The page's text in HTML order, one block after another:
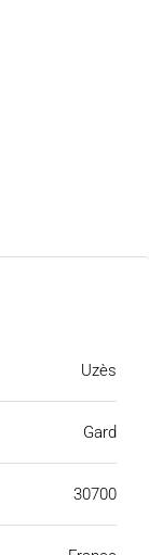
Uzès
Gard
30700